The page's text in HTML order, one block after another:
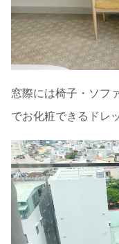
窓際には椅子・ソフ
でお化粧できるドレ